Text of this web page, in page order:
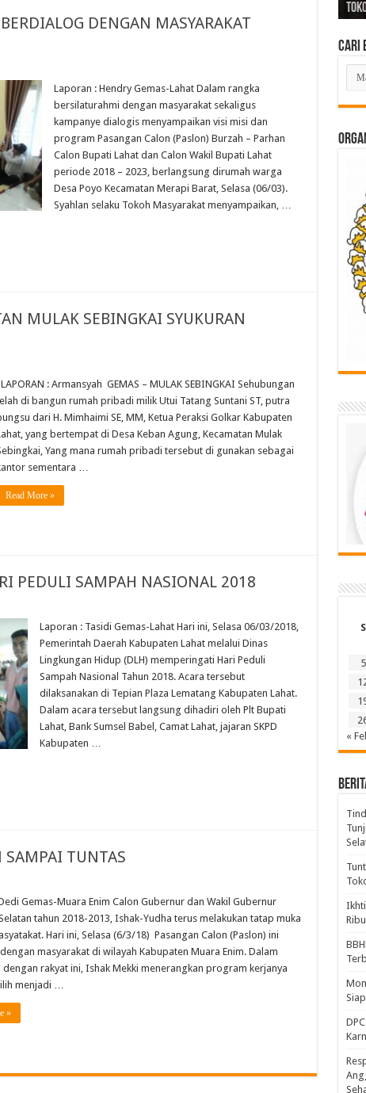
DENGAN MASYARAKAT
Laporan : Hendry Gemas-Lahat Dalam rangka
bersilaturahmi dengan masyarakat sekaligus
kampanye dialogis menyampaikan visi misi dan
program Pasangan Calon (Paslon) Burzah – Parhan
Calon Bupati Lahat dan Calon Wakil Bupati Lahat
periode 2018 – 2023, berlangsung dirumah warga
Desa Poyo Kecamatan Merapi Barat, Selasa (06/03).
Syahlan selaku Tokoh Masyarakat menyampaikan, …
MULAK SEBINGKAI SYUKURAN
LAPORAN : Armansyah GEMAS – MULAK SEBINGKAI Sehubungan
di bangun rumah pribadi milik Utui Tatang Suntani ST, putra
dari H. Mimhaimi SE, MM, Ketua Peraksi Golkar Kabupaten
yang bertempat di Desa Keban Agung, Kecamatan Mulak
Yang mana rumah pribadi tersebut di gunakan sebagai
sementara …
Read More »
PEDULI SAMPAH NASIONAL 2018
Laporan : Tasidi Gemas-Lahat Hari ini, Selasa 06/03/2018,
Pemerintah Daerah Kabupaten Lahat melalui Dinas
Lingkungan Hidup (DLH) memperingati Hari Peduli
Sampah Nasional Tahun 2018. Acara tersebut
dilaksanakan di Tepian Plaza Lematang Kabupaten Lahat.
Dalam acara tersebut langsung dihadiri oleh Plt Bupati
Lahat, Bank Sumsel Babel, Camat Lahat, jajaran SKPD
Kabupaten …
TUNTAS
Gemas-Muara Enim Calon Gubernur dan Wakil Gubernur
tahun 2018-2013, Ishak-Yudha terus melakukan tatap muka
Hari ini, Selasa (6/3/18) Pasangan Calon (Paslon) ini
masyarakat di wilayah Kabupaten Muara Enim. Dalam
rakyat ini, Ishak Mekki menerangkan program kerjanya
menjadi …
»
Cari
Cari
di
S
5
«